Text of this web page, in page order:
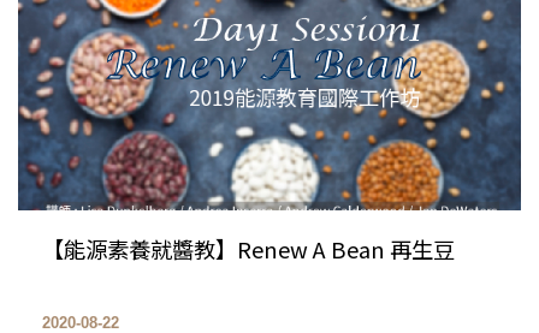
【能源素養就醬教】Renew A Bean 再生豆
2020-08-22